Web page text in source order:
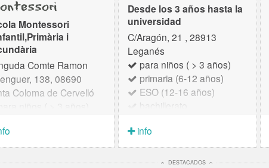
Montessori
i
Comte Ramon
138, 08690
Coloma de Cervelló
(12-16 años)
es un proyecto
Montessori que
Desde los 3 años hasta la
universidad
C/Aragón, 21 , 28913
Leganés
para niños ( > 3 años)
primaria (6-12 años)
ESO (12-16 años)
bachillerato
cooperativa de
profesionales aglutinados
en torno un proyecto que
info
DESTACADOS